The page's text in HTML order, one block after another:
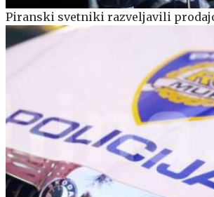
Piranski svetniki razveljavili